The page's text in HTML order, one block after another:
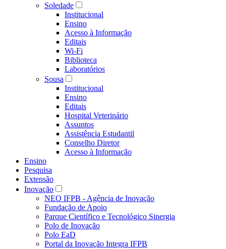
Soledade
Institucional
Ensino
Acesso à Informação
Editais
Wi-Fi
Biblioteca
Laboratórios
Sousa
Institucional
Ensino
Editais
Hospital Veterinário
Assuntos
Assistência Estudantil
Conselho Diretor
Acesso à Informação
Ensino
Pesquisa
Extensão
Inovação
NEO IFPB - Agência de Inovação
Fundação de Apoio
Parque Científico e Tecnológico Sinergia
Polo de Inovação
Polo EaD
Portal da Inovação Integra IFPB